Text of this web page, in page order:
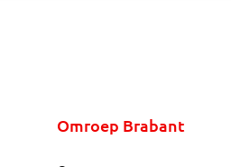
Omroep Brabant